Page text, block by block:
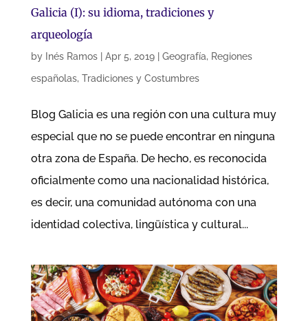
Galicia (I): su idioma, tradiciones y
arqueología
by Inés Ramos| Apr 5, 2019| Geografía, Regiones
españolas, Tradiciones y Costumbres
Blog Galicia es una región con una cultura muy
especial que no se puede encontrar en ninguna
otra zona de España. De hecho, es reconocida
oficialmente como una nacionalidad histórica,
es decir, una comunidad autónoma con una
identidad colectiva, lingüística y cultural...